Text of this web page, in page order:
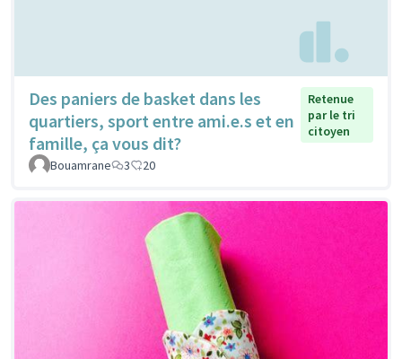
Des paniers de basket dans les
quartiers, sport entre ami.e.s et en
famille, ça vous dit?
Retenue
par le tri
citoyen
Bouamrane 3 20